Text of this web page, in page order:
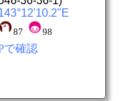
87 98
で確認